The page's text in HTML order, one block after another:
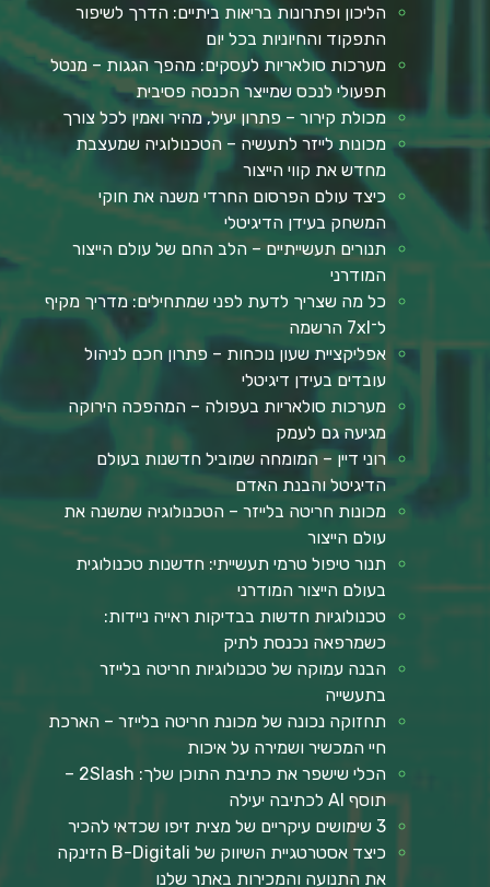
הליכון ופתרונות בריאות ביתיים: הדרך לשיפור
התפקוד והחיוניות בכל יום
מערכות סולאריות לעסקים: מהפך הגגות – מנטל
תפעולי לנכס שמייצר הכנסה פסיבית
מכולת קירור – פתרון יעיל, מהיר ואמין לכל צורך
מכונות לייזר לתעשיה – הטכנולוגיה שמעצבת
מחדש את קווי הייצור
כיצד עולם הפרסום החרדי משנה את חוקי
המשחק בעידן הדיגיטלי
תנורים תעשייתיים – הלב החם של עולם הייצור
המודרני
כל מה שצריך לדעת לפני שמתחילים: מדריך מקיף
ל־7xl הרשמה
אפליקציית שעון נוכחות – פתרון חכם לניהול
עובדים בעידן דיגיטלי
מערכות סולאריות בעפולה – המהפכה הירוקה
מגיעה גם לעמק
רוני דיין – המומחה שמוביל חדשנות בעולם
הדיגיטל והבנת האדם
מכונות חריטה בלייזר – הטכנולוגיה שמשנה את
עולם הייצור
תנור טיפול טרמי תעשייתי: חדשנות טכנולוגית
בעולם הייצור המודרני
טכנולוגיות חדשות בבדיקות ראייה ניידות:
כשמרפאה נכנסת לתיק
הבנה עמוקה של טכנולוגיות חריטה בלייזר
בתעשייה
תחזוקה נכונה של מכונת חריטה בלייזר – הארכת
חיי המכשיר ושמירה על איכות
הכלי שישפר את כתיבת התוכן שלך: 2Slash –
תוסף AI לכתיבה יעילה
3 שימושים עיקריים של מצית זיפו שכדאי להכיר
כיצד אסטרטגיית השיווק של B-Digitali הזינקה
את התנועה והמכירות באתר שלנו